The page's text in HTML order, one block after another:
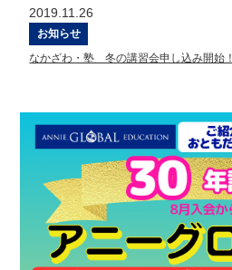
2019.11.26
お知らせ
なかざわ・塾 冬の講習会申し込み開始！